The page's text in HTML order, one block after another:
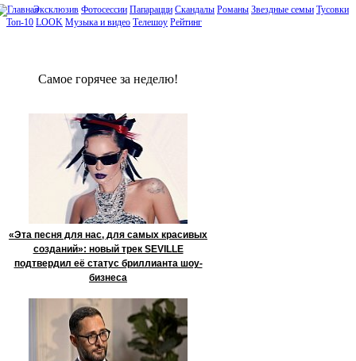
Эксклюзив Фотосессии Папарацци Скандалы Романы Звездные семьи Тусовки
Топ-10 LOOK Музыка и видео Телешоу Рейтинг
Сaмое гoрячее за неделю!
«Эта песня для нас, для самых красивых
созданий»: новый трек SEVILLE
подтвердил её статус бриллианта шоу-
бизнеса